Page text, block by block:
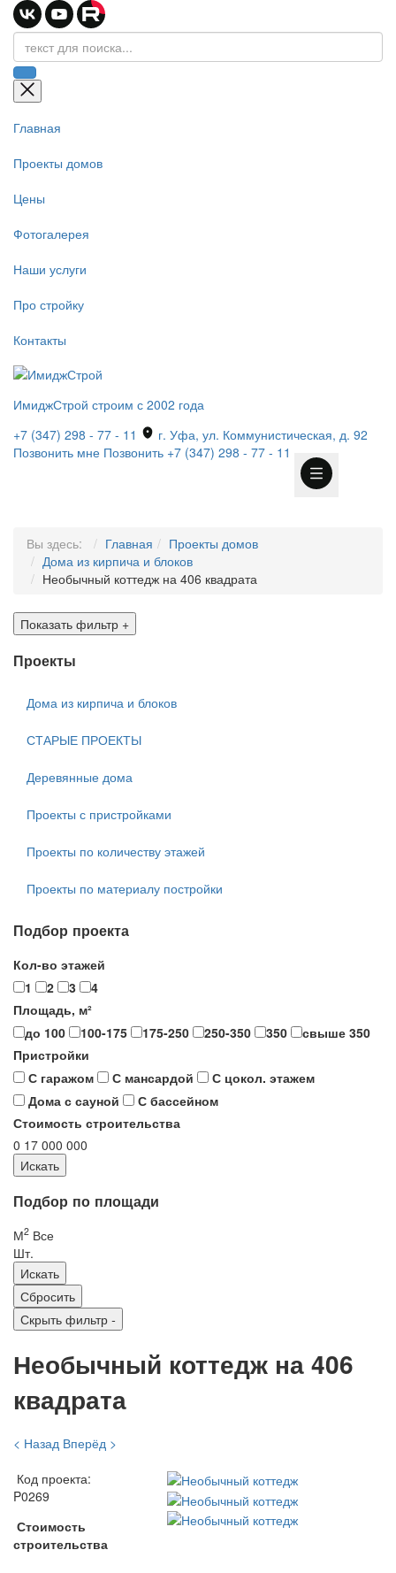
Главная
Проекты домов
Цены
Фотогалерея
Наши услуги
Про стройку
Контакты
ИмиджСтрой строим с 2002 года
+7 (347) 298 - 77 - 11
г. Уфа, ул. Коммунистическая, д. 92
Позвонить мне Позвонить +7 (347) 298 - 77 - 11
Вы здесь: Главная
Проекты домов
Дома из кирпича и блоков
Необычный коттедж на 406 квадрата
Показать фильтр +
Проекты
Дома из кирпича и блоков
СТАРЫЕ ПРОЕКТЫ
Деревянные дома
Проекты с пристройками
Проекты по количеству этажей
Проекты по материалу постройки
Подбор проекта
Кол-во этажей
1
2 3
4
Площадь, м²
до 100
100-175 175-250 250-350 350
свыше 350
Пристройки
С гаражом
С мансардой
С цокол. этажем
Дома с сауной
С бассейном
Стоимость строительства
0 17 000 000
Подбор по площади
М2 Все
Шт.
Скрыть фильтр -
Необычный коттедж на 406
квадрата
< Назад Вперёд >
Код проекта:
P0269
Стоимость
строительства